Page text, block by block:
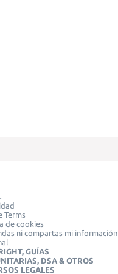
Terms
de cookies
ni compartas mi información
GUÍAS
DSA & OTROS
LEGALES